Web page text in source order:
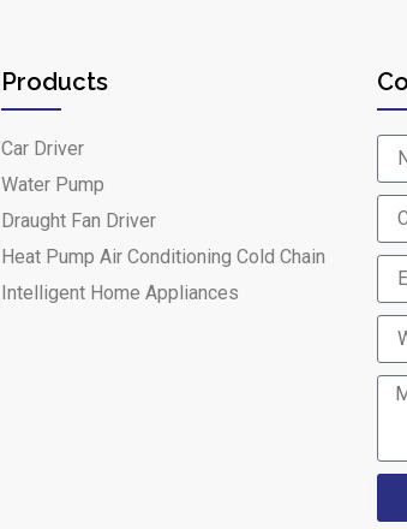
Products
Car Driver
Water Pump
Draught Fan Driver
Heat Pump Air Conditioning Cold Chain
Intelligent Home Appliances